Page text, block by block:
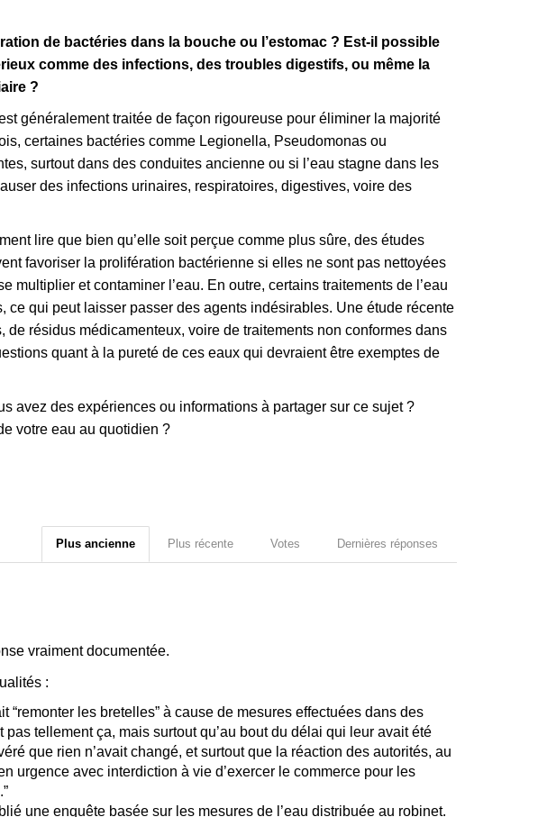
de bactéries dans la bouche ou l’estomac ? Est-il possible
comme des infections, des troubles digestifs, ou même la
?
généralement traitée de façon rigoureuse pour éliminer la majorité
certaines bactéries comme Legionella, Pseudomonas ou
surtout dans des conduites ancienne ou si l’eau stagne dans les
des infections urinaires, respiratoires, digestives, voire des
lire que bien qu’elle soit perçue comme plus sûre, des études
favoriser la prolifération bactérienne si elles ne sont pas nettoyées
multiplier et contaminer l’eau. En outre, certains traitements de l’eau
ce qui peut laisser passer des agents indésirables. Une étude récente
résidus médicamenteux, voire de traitements non conformes dans
quant à la pureté de ces eaux qui devraient être exemptes de
avez des expériences ou informations à partager sur ce sujet ?
votre eau au quotidien ?
Dernières réponses
Votes
Plus récente
Plus ancienne
vraiment documentée.
:
“remonter les bretelles” à cause de mesures effectuées dans des
tellement ça, mais surtout qu’au bout du délai qui leur avait été
que rien n’avait changé, et surtout que la réaction des autorités, au
urgence avec interdiction à vie d’exercer le commerce pour les
une enquête basée sur les mesures de l’eau distribuée au robinet.